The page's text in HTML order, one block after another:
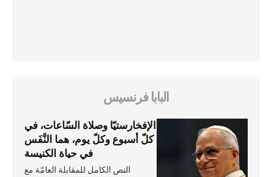
البابا فرنسيس
الإفخارستيّا وصلاة السّاعات، في
كلّ أسبوع وكلّ يوم، هما النَّفَس
في حياة الكنيسة
النص الكامل للمقابلة العامّة مع